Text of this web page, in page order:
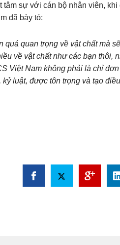
sự với cán bộ nhân viên,
đã bày tỏ:
quan trọng về vật chất mà
về vật chất như các bạn thôi,
Việt Nam không phải là chỉ
luật, được tôn trọng và tạo